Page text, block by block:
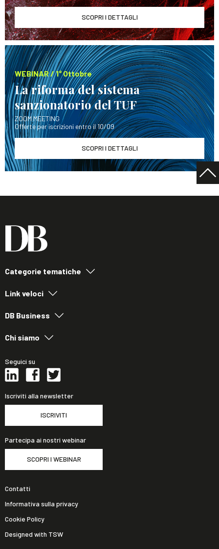
SCOPRI I DETTAGLI
WEBINAR / 1° Ottobre
La riforma del sistema
sanzionatorio del TUF
ZOOM MEETING
Offerte per iscrizioni entro il 10/09
SCOPRI I DETTAGLI
Categorie tematiche
Link veloci
DB Business
Chi siamo
Seguici su
Iscriviti alla newsletter
ISCRIVITI
Partecipa ai nostri webinar
SCOPRI I WEBINAR
Contatti
Informativa sulla privacy
Cookie Policy
Designed with TSW